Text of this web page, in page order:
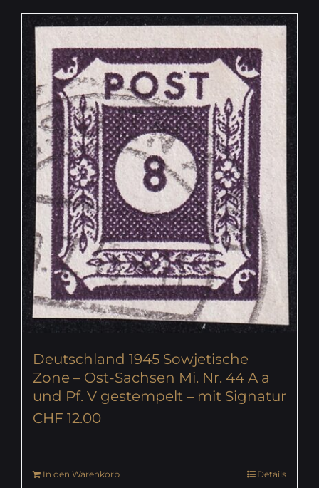
Deutschland 1945 Sowjetische
Zone – Ost-Sachsen Mi. Nr. 44 A a
und Pf. V gestempelt – mit Signatur
CHF 12.00
In den Warenkorb
Details